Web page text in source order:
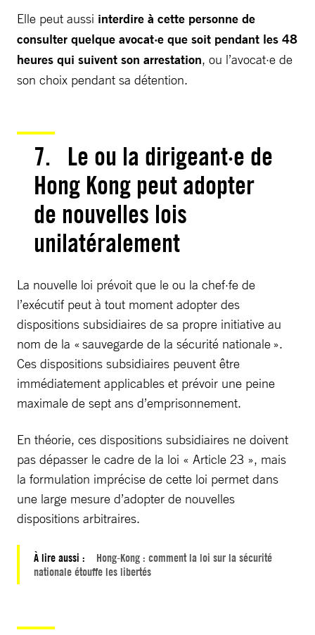
Elle peut aussi interdire à cette personne de
consulter quelque avocat·e que soit pendant les 48
heures qui suivent son arrestation, ou l’avocat·e de
son choix pendant sa détention.
7. Le ou la dirigeant·e de
Hong Kong peut adopter
de nouvelles lois
unilatéralement
La nouvelle loi prévoit que le ou la chef·fe de
l’exécutif peut à tout moment adopter des
dispositions subsidiaires de sa propre initiative au
nom de la « sauvegarde de la sécurité nationale ».
Ces dispositions subsidiaires peuvent être
immédiatement applicables et prévoir une peine
maximale de sept ans d’emprisonnement.
En théorie, ces dispositions subsidiaires ne doivent
pas dépasser le cadre de la loi « Article 23 », mais
la formulation imprécise de cette loi permet dans
une large mesure d’adopter de nouvelles
dispositions arbitraires.
À lire aussi :
Hong-Kong : comment la loi sur la sécurité
nationale étouffe les libertés